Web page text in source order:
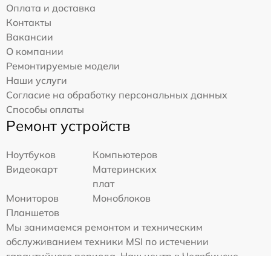
Оплата и доставка
Контакты
Вакансии
О компании
Ремонтируемые модели
Наши услуги
Согласие на обработку персональных данных
Способы оплаты
Ремонт устройств
Ноутбуков
Компьютеров
Видеокарт
Материнских
плат
Мониторов
Моноблоков
Планшетов
Мы занимаемся ремонтом и техническим
обслуживанием техники MSI по истечении